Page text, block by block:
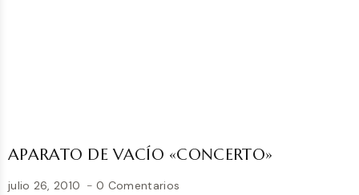
APARATO DE VACÍO «CONCERTO»
julio 26, 2010 0 Comentarios